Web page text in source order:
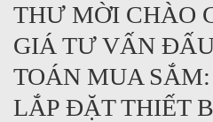
THƯ MỜI CHÀO
GIÁ TƯ VẤN
TOÁN MUA SẮM:
LẮP ĐẶT THIẾT